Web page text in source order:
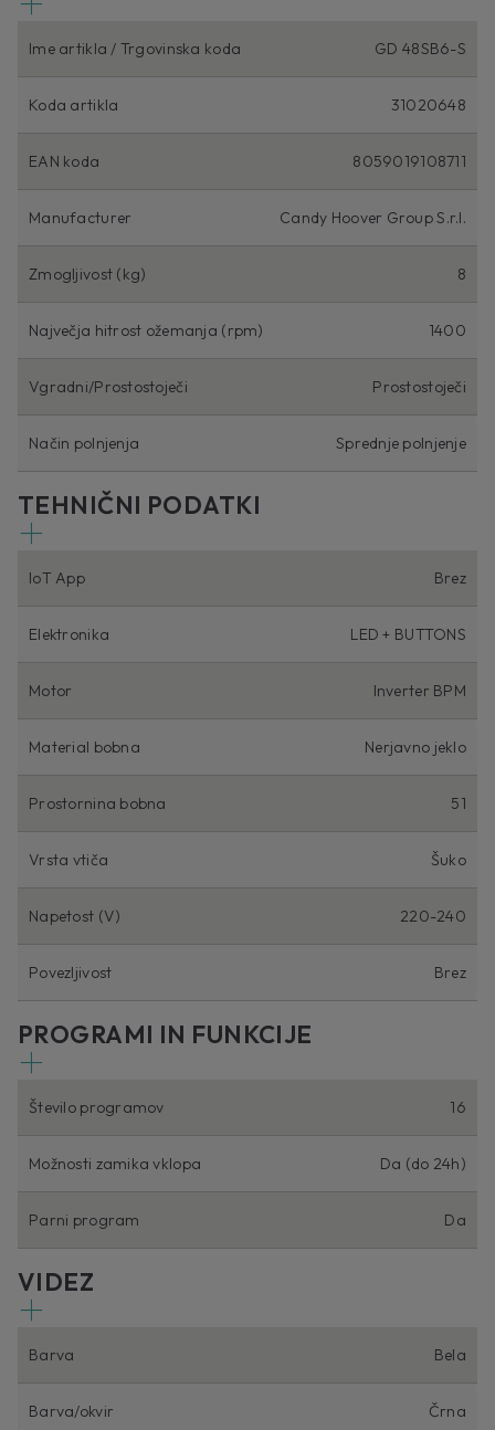
Ime artikla / Trgovinska koda GD 48SB6-S
Koda artikla 31020648
EAN koda 8059019108711
Manufacturer Candy Hoover Group S.r.l.
Zmogljivost (kg) 8
Največja hitrost ožemanja (rpm) 1400
Vgradni/Prostostoječi Prostostoječi
Način polnjenja Sprednje polnjenje
TEHNIČNI PODATKI
IoT App Brez
Elektronika LED + BUTTONS
Motor Inverter BPM
Material bobna Nerjavno jeklo
Prostornina bobna 51
Vrsta vtiča Šuko
Napetost (V) 220-240
Povezljivost Brez
PROGRAMI IN FUNKCIJE
Število programov 16
Možnosti zamika vklopa Da (do 24h)
Parni program Da
VIDEZ
Barva Bela
Barva/okvir Črna